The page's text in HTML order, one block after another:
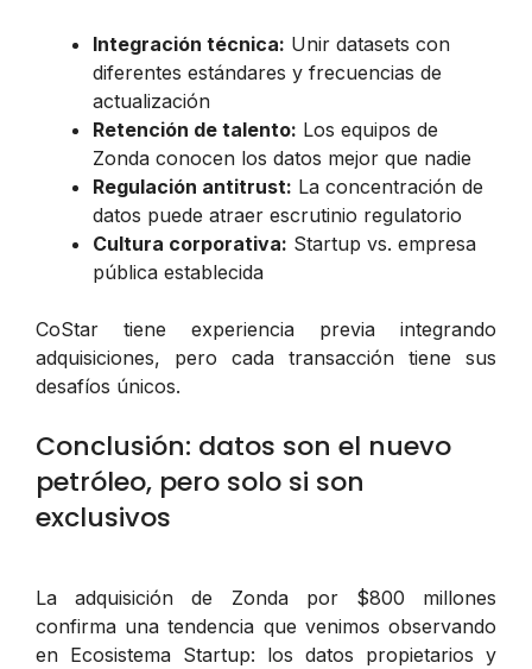
Integración técnica: Unir datasets con
diferentes estándares y frecuencias de
actualización
Retención de talento: Los equipos de
Zonda conocen los datos mejor que nadie
Regulación antitrust: La concentración de
datos puede atraer escrutinio regulatorio
Cultura corporativa: Startup vs. empresa
pública establecida
CoStar tiene experiencia previa integrando
adquisiciones, pero cada transacción tiene sus
desafíos únicos.
Conclusión: datos son el nuevo
petróleo, pero solo si son
exclusivos
La adquisición de Zonda por $800 millones
confirma una tendencia que venimos observando
en Ecosistema Startup: los datos propietarios y